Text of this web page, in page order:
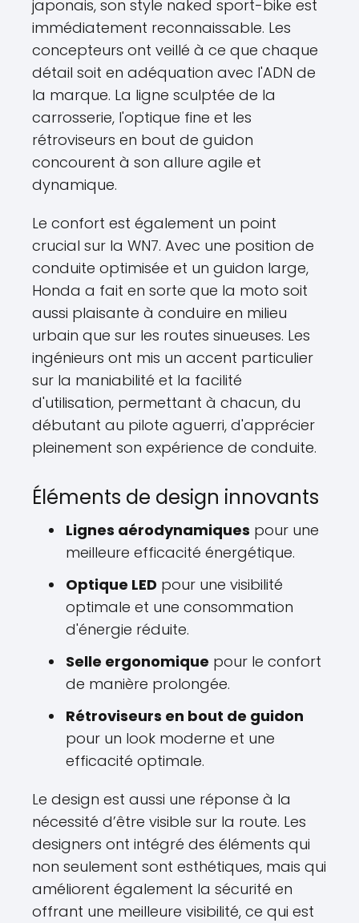
japonais, son style naked sport-bike est
immédiatement reconnaissable. Les
concepteurs ont veillé à ce que chaque
détail soit en adéquation avec l'ADN de
la marque. La ligne sculptée de la
carrosserie, l'optique fine et les
rétroviseurs en bout de guidon
concourent à son allure agile et
dynamique.
Le confort est également un point
crucial sur la WN7. Avec une position de
conduite optimisée et un guidon large,
Honda a fait en sorte que la moto soit
aussi plaisante à conduire en milieu
urbain que sur les routes sinueuses. Les
ingénieurs ont mis un accent particulier
sur la maniabilité et la facilité
d'utilisation, permettant à chacun, du
débutant au pilote aguerri, d'apprécier
pleinement son expérience de conduite.
Éléments de design innovants
Lignes aérodynamiques pour une
meilleure efficacité énergétique.
Optique LED pour une visibilité
optimale et une consommation
d'énergie réduite.
Selle ergonomique pour le confort
de manière prolongée.
Rétroviseurs en bout de guidon
pour un look moderne et une
efficacité optimale.
Le design est aussi une réponse à la
nécessité d’être visible sur la route. Les
designers ont intégré des éléments qui
non seulement sont esthétiques, mais qui
améliorent également la sécurité en
offrant une meilleure visibilité, ce qui est